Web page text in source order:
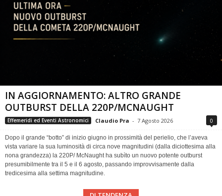
IN AGGIORNAMENTO: ALTRO GRANDE
OUTBURST DELLA 220P/MCNAUGHT
Effemeridi ed Eventi Astronomici Claudio Pra - 7 Agosto 2026 0
Dopo il grande “botto” di inizio giugno in prossimità del perielio, che l’aveva
vista variare la sua luminosità di circa nove magnitudini (dalla diciottesima alla
nona grandezza) la 220P/ McNaught ha subìto un nuovo potente outburst
presumibilmente tra il 5 e il 6 agosto, passando improvvisamente dalla
tredicesima alla settima magnitudine.